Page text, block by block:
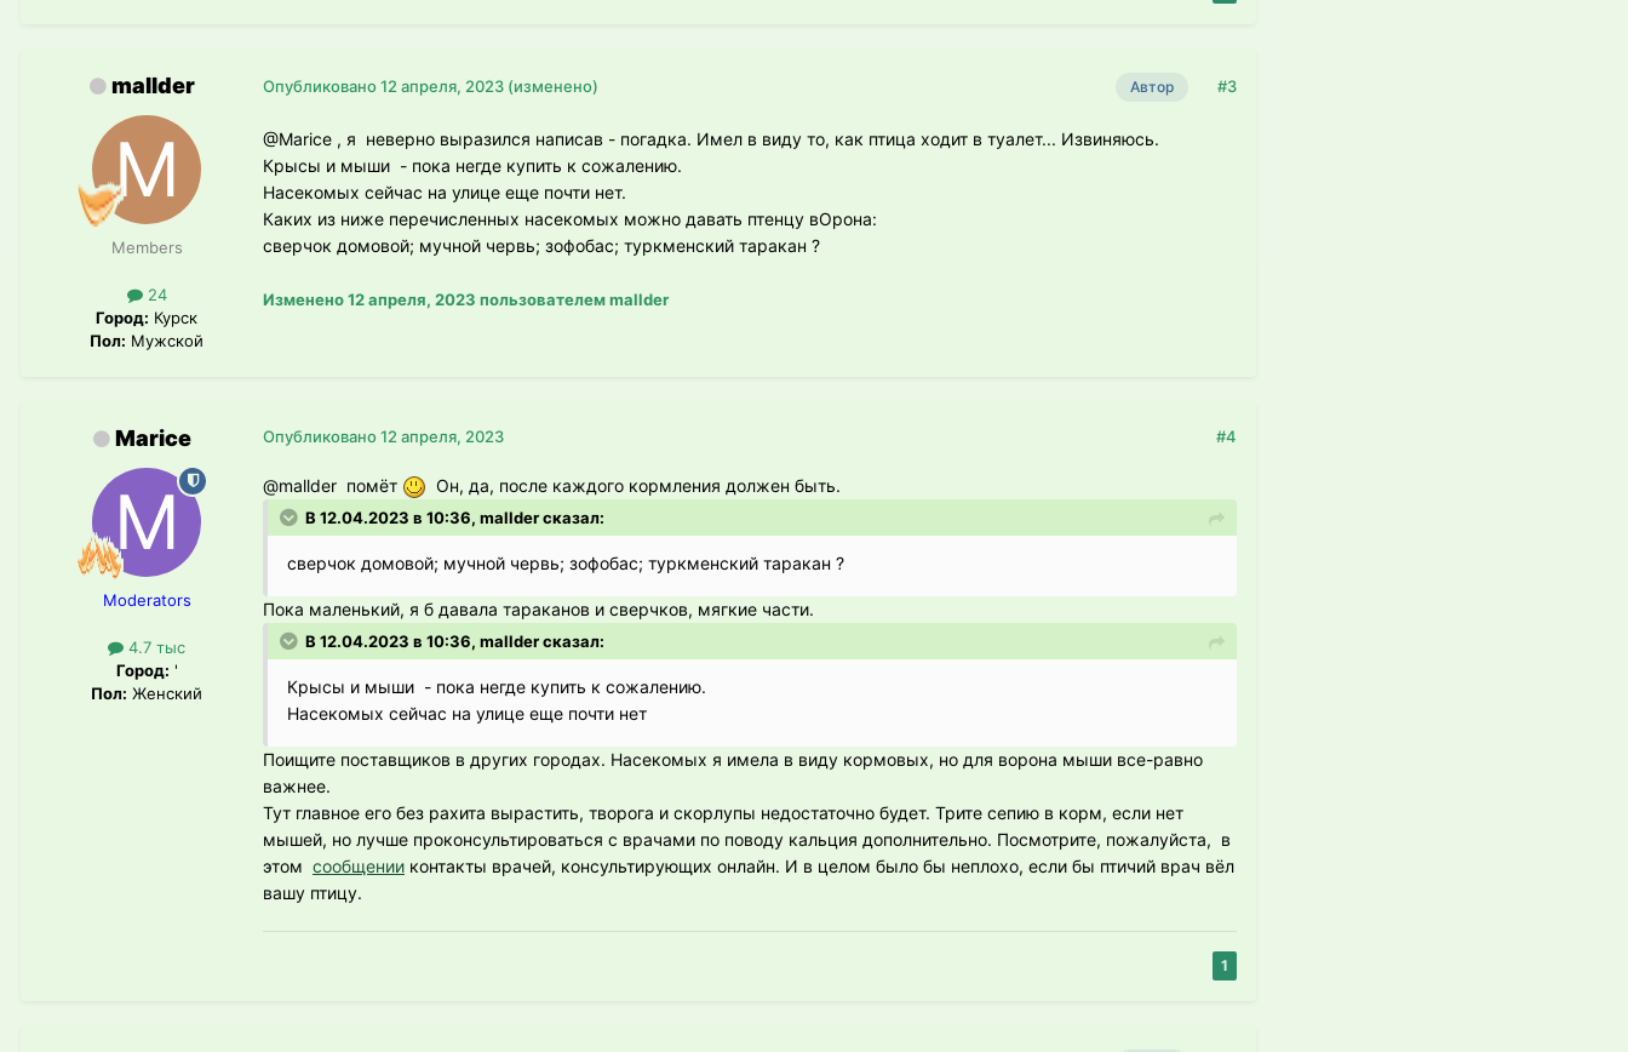
mallder
Members
24
Город: Курск
Пол: Мужской
Автор #3
Опубликовано12 апреля, 2023 (изменено)
@Marice , я неверно выразился написав - погадка. Имел в виду то, как птица ходит в туалет... Извиняюсь.
Крысы и мыши - пока негде купить к сожалению.
Насекомых сейчас на улице еще почти нет.
Каких из ниже перечисленных насекомых можно давать птенцу вОрона:
сверчок домовой; мучной червь; зофобас; туркменский таракан ?
Изменено12 апреля, 2023 пользователем mallder
Marice
Moderators
4.7 тыс
Город: '
Пол: Женский
#4
Опубликовано12 апреля, 2023
@mallder помёт Он, да, после каждого кормления должен быть.
В 12.04.2023 в 10:36, mallder сказал:
сверчок домовой; мучной червь; зофобас; туркменский таракан ?
Пока маленький, я б давала тараканов и сверчков, мягкие части.
В 12.04.2023 в 10:36, mallder сказал:
Крысы и мыши - пока негде купить к сожалению.
Насекомых сейчас на улице еще почти нет
Поищите поставщиков в других городах. Насекомых я имела в виду кормовых, но для ворона мыши все-равно
важнее.
Тут главное его без рахита вырастить, творога и скорлупы недостаточно будет. Трите сепию в корм, если нет
мышей, но лучше проконсультироваться с врачами по поводу кальция дополнительно. Посмотрите, пожалуйста, в
этом сообщении контакты врачей, консультирующих онлайн. И в целом было бы неплохо, если бы птичий врач вёл
вашу птицу.
1